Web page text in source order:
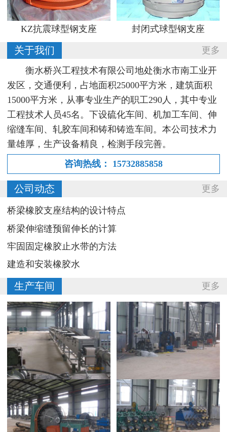
KZ抗震球型钢支座 封闭式球型钢支座
更多
关于我们
衡水桥兴工程技术有限公司地处衡水市南工业开
发区，交通便利，占地面积25000平方米，建筑面积
15000平方米，从事专业生产的职工290人，其中专业
工程技术人员45名。下设硫化车间、机加工车间、伸
缩缝车间、轧胶车间和铸和铸造车间。本公司技术力
量雄厚，生产设备精良，检测手段完善。
咨询热线：
15732885858
更多
公司动态
桥梁橡胶支座结构的设计特点
桥梁伸缩缝预留伸长的计算
牢固固定橡胶止水带的方法
建造和安装橡胶水
更多
生产车间